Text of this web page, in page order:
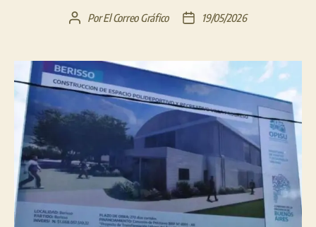
Autor
entrada
PorEl Correo Gráfico
Fecha
entrada
19/05/2026